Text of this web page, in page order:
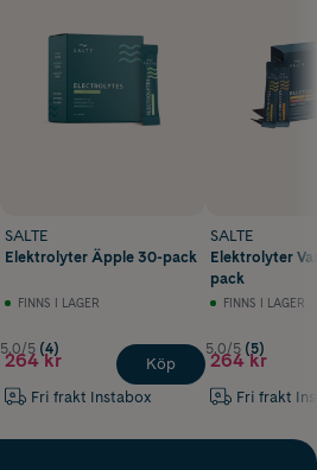
SALTE
Elektrolyter Äpple 30-pack
FINNS I LAGER
5.0/5 (4)
264 kr
Fri frakt Instabox
Köp
SALTE
Elektrolyter
pack
FINNS I LAGER
5.0/5 (5)
264 kr
Fri frakt